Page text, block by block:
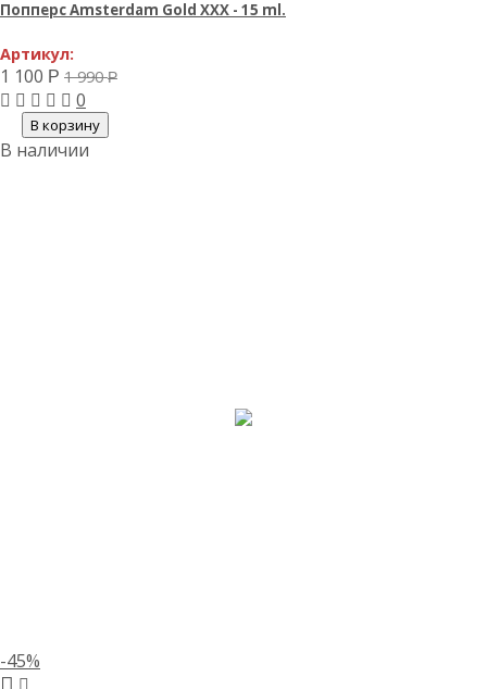
Попперс Amsterdam Gold XXX - 15 ml.
Артикул:
1 100 Р 1 990Р
0
В корзину
В наличии
-45%